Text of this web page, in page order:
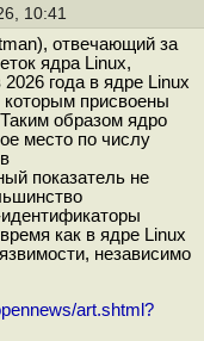
10:41
отвечающий за
ядра Linux,
года в ядре Linux
присвоены
образом ядро
место по числу
показатель не
как в ядре Linux
независимо
art.shtml?